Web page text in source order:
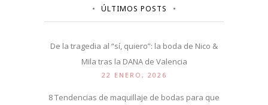
ÚLTIMOS POSTS
De la tragedia al “sí, quiero”: la boda de Nico &
Mila tras la DANA de Valencia
22 ENERO, 2026
8 Tendencias de maquillaje de bodas para que